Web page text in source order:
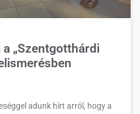
„Szentgotthárdi
adunk hírt arról, hogy a